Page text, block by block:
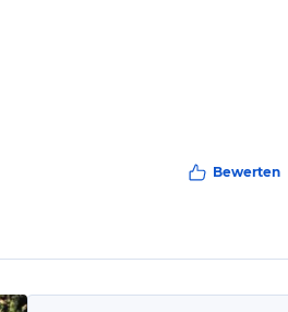
Bewerten